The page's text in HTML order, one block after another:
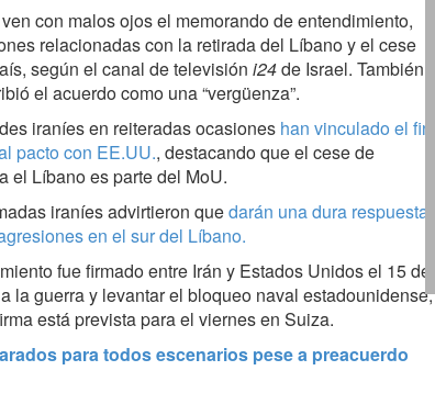
con malos ojos el memorando de entendimiento,
relacionadas con la retirada del Líbano y el cese
según el canal de televisión i24de Israel. También,
el acuerdo como una “vergüenza”.
iraníes en reiteradas ocasiones han vinculado el fin
pacto con EE.UU., destacando que el cese de
el Líbano es parte del MoU.
iraníes advirtieron quedarán una dura respuesta
en el sur del Líbano.
fue firmado entre Irán y Estados Unidos el 15 de
la guerra y levantar el bloqueo naval estadounidense,
está prevista para el viernes en Suiza.
para todos escenarios pese a preacuerdo